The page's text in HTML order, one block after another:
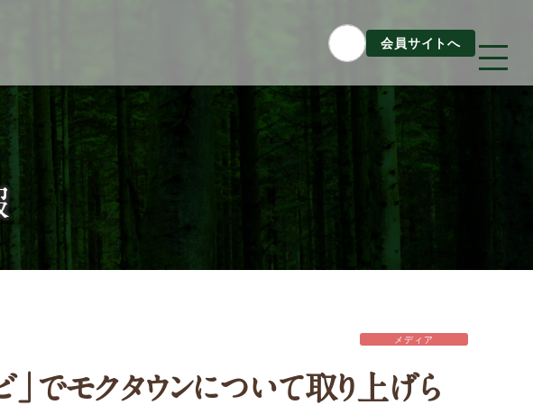
会員サイトへ
Column
構造材パッケージ
知ってほしい木のコト森のコト
Dr.みのりんの実験室
メディア
でモクタウンについて取り上げら